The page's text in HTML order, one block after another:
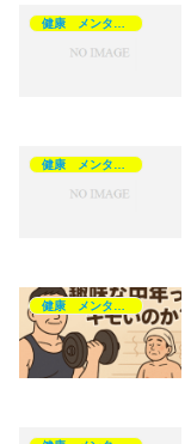
健康 メンタルヘルス